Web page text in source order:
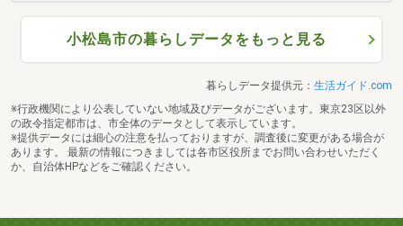
小松島市の暮らしデータをもっと見る
暮らしデータ提供元： 生活ガイド.com
※行政機関により公表していない地域及びデータがございます。東京23区以外
の政令指定都市は、市全体のデータとして表示しています。
※提供データには細心の注意を払っておりますが、調査後に変更がある場合が
あります。 最新の情報につきましては各市区役所までお問い合わせいただく
か、自治体HPなどをご確認ください。